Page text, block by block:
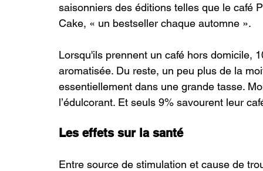
saisonniers des éditions telles que le café
Cake, « un bestseller chaque automne ».
Lorsqu'ils prennent un café hors domicile,
aromatisée. Du reste, un peu plus de la
essentiellement dans une grande tasse.
l’édulcorant. Et seuls 9% savourent leur
Les effets sur la santé
Entre source de stimulation et cause de